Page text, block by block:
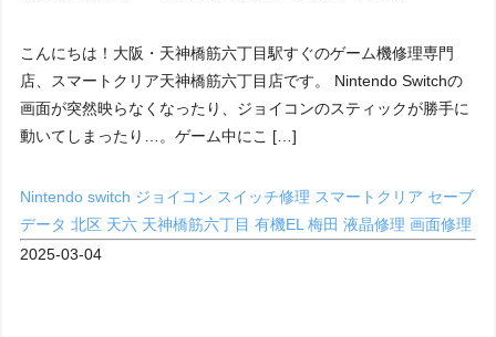
こんにちは！大阪・天神橋筋六丁目駅すぐのゲーム機修理専門
店、スマートクリア天神橋筋六丁目店です。 Nintendo Switchの
画面が突然映らなくなったり、ジョイコンのスティックが勝手に
動いてしまったり…。ゲーム中にこ […]
Nintendo switch ジョイコン スイッチ修理 スマートクリア セーブ
データ北区 天六 天神橋筋六丁目有機EL梅田液晶修理画面修理
2025-03-04